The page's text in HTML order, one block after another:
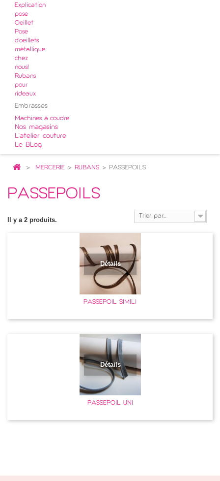
Explication
pose
Oeillet
Pose
d'oeillets
métallique
chez
nous!
Rubans
pour
rideaux
Embrasses
Machines à coudre
Nos magasins
L'atelier couture
Le BLog
> MERCERIE > RUBANS > PASSEPOILS
PASSEPOILS
Il y a 2 produits. Trier par...
Détails
PASSEPOIL SIMILI
Détails
PASSEPOIL UNI